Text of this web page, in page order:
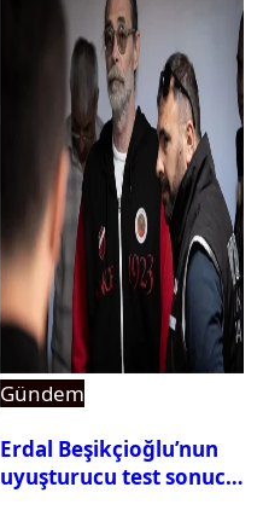
Gündem
Erdal Beşikçioğlu’nun
uyuşturucu test sonucu